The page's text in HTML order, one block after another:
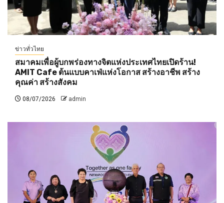
ข่าวทั่วไทย
สมาคมเพื่อผู้บกพร่องทางจิตแห่งประเทศไทยเปิดร้าน!
AMIT Cafe ต้นแบบคาเฟ่แห่งโอกาส สร้างอาชีพ สร้าง
คุณค่า สร้างสังคม
08/07/2026 admin